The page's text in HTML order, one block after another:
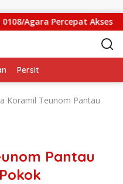
Percepat Akses
Persit
Koramil Teunom Pantau
Pantau